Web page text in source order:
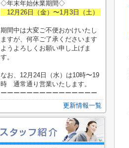
◇年末年始休業期間◇
12月26日（金）〜1月3日（土）
期間中は大変ご不便おかけいたし
ますが、何卒ご了承くださいます
ようよろしくお願い申し上げま
す。
なお、12月24日（水）は10時〜19
時 通常通り営業いたします。
ーーーーーーーーーーーーーーー
更新情報一覧